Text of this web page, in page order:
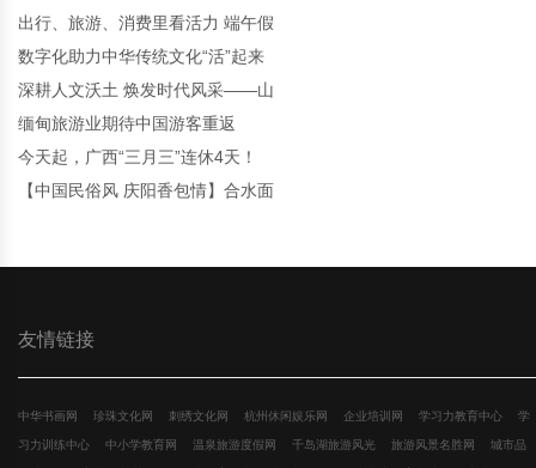
出行、旅游、消费里看活力 端午假
数字化助力中华传统文化“活”起来
深耕人文沃土 焕发时代风采——山
缅甸旅游业期待中国游客重返
今天起，广西“三月三”连休4天！
【中国民俗风 庆阳香包情】合水面
友情链接
中华书画网 珍珠文化网 刺绣文化网 杭州休闲娱乐网 企业培训网 学习力教育中心 学
习力训练中心 中小学教育网 温泉旅游度假网 千岛湖旅游风光 旅游风景名胜网 城市品